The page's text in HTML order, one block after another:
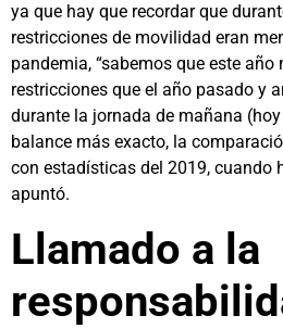
ya que hay que recordar que
restricciones de movilidad eran
pandemia, “sabemos que este
restricciones que el año pasado y
durante la jornada de mañana
balance más exacto, la
con estadísticas del 2019, cuando
apuntó.
Llamado a la